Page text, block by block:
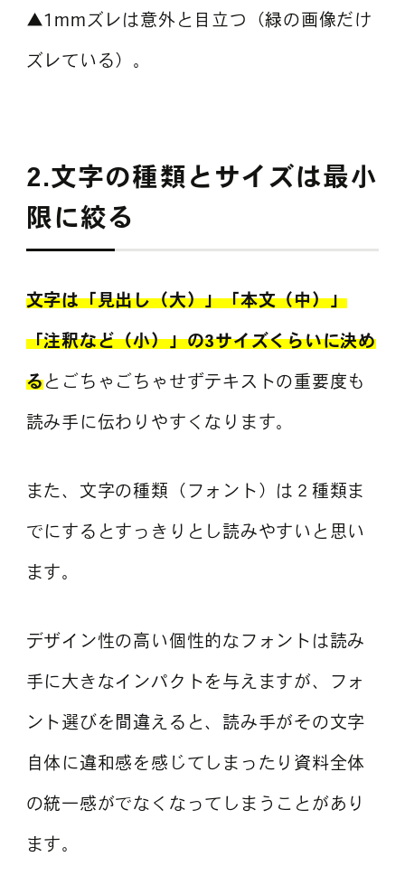
▲1mmズレは意外と目立つ（緑の画像だけ
ズレている）。
2.文字の種類とサイズは最小
限に絞る
文字は「見出し（大）」「本文（中）」
「注釈など（小）」の3サイズくらいに決め
るとごちゃごちゃせずテキストの重要度も
読み手に伝わりやすくなります。
また、文字の種類（フォント）は２種類ま
でにするとすっきりとし読みやすいと思い
ます。
デザイン性の高い個性的なフォントは読み
手に大きなインパクトを与えますが、フォ
ント選びを間違えると、読み手がその文字
自体に違和感を感じてしまったり資料全体
の統一感がでなくなってしまうことがあり
ます。